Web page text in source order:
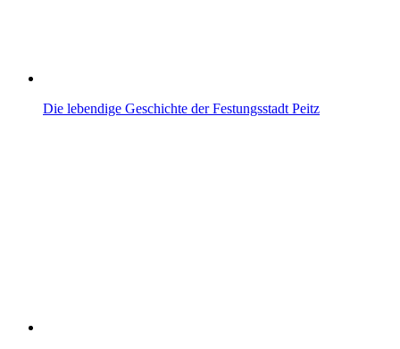
Die lebendige Geschichte der Festungsstadt Peitz